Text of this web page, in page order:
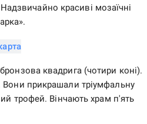
красиві мозаїчні
квадрига (чотири коні).
Вони прикрашали тріумфальну
трофей. Вінчають храм п'ять